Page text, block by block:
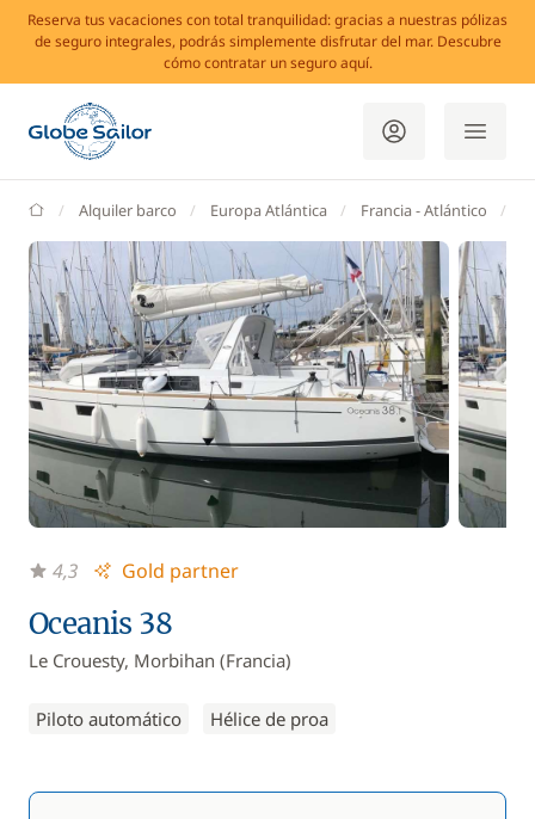
Reserva tus vacaciones con total tranquilidad: gracias a nuestras pólizas
de seguro integrales, podrás simplemente disfrutar del mar. Descubre
cómo contratar un seguro aquí.
GlobeSailor
Alquiler barco Europa Atlántica Francia - Atlántico
Oceanis 38
Le Crouesty, Morbihan (Francia)
Piloto automático Hélice de proa
4,3 Gold partner